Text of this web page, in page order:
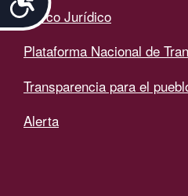
Marco Jurídico
Plataforma Nacional de
Transparencia para el
Alerta